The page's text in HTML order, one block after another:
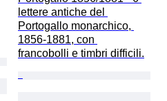
lettere antiche del
Portogallo monarchico,
1856-1881, con
francobolli e timbri difficili.